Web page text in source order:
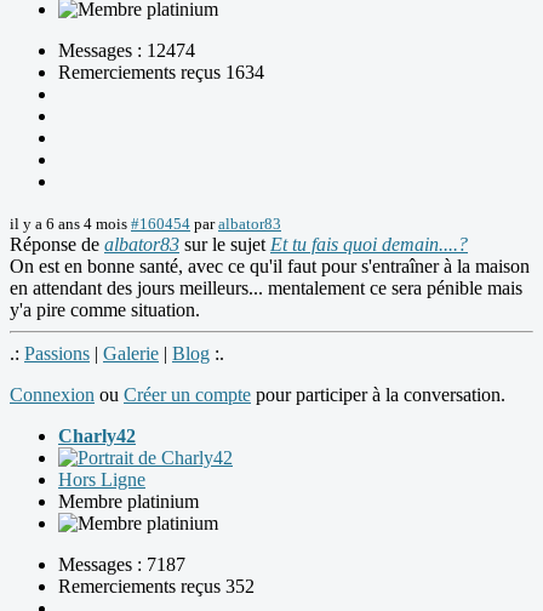
Messages : 12474
Remerciements reçus 1634
il y a 6 ans 4 mois #160454 paralbator83
Réponse de albator83 sur le sujet Et tu fais quoi demain....?
On est en bonne santé, avec ce qu'il faut pour s'entraîner à la maison
en attendant des jours meilleurs... mentalement ce sera pénible mais
y'a pire comme situation.
.: Passions | Galerie | Blog :.
Connexion ou Créer un compte pour participer à la conversation.
Charly42
Hors Ligne
Membre platinium
Messages : 7187
Remerciements reçus 352